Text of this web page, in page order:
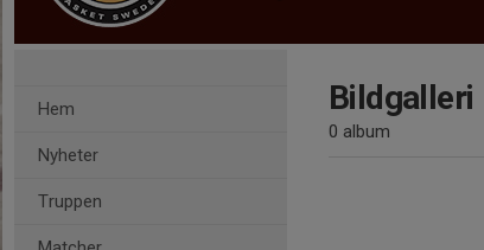
Hem
Nyheter
Truppen
Bildgalleri
0 album